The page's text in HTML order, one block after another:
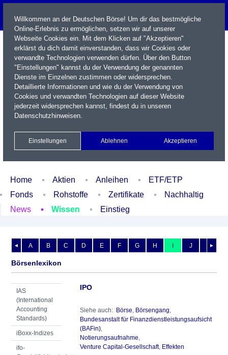
Name / WKN / ISIN / Kürzel
Xetra Realtime
Watchlist Portfolio Login
Home Aktien Anleihen
ETF/ETP
Fonds
Rohstoffe Zertifikate
Nachhaltig
News
Wissen Einstieg
◄ ►
A B C D E F G H I J K
Börsenlexikon
IAS
(International
Accounting
Standards)
iBoxx-Indizes
ifo-
IPO
Siehe auch: Börse, Börsengang,
Bundesanstalt für Finanzdienstleistungsaufsicht
(BAFin),
Notierungsaufnahme,
Venture Capital-Gesellschaft, Effekten
Willkommen an der Deutschen Börse! Um dir das bestmögliche
Online-Erlebnis zu ermöglichen, setzen wir auf unserer
Webseite Cookies ein. Mit dem Klicken auf "Akzeptieren"
erklärst du dich damit einverstanden, dass wir Cookies oder
verwandte Technologien verwenden dürfen. Über den Button
"Einstellungen" kannst du der Verwendung der genannten
Dienste im Einzelnen zustimmen oder widersprechen.
Detaillierte Informationen und wie du der Verwendung von
Cookies und verwandten Technologien auf dieser Website
jederzeit widersprechen kannst, findest du in unseren
Datenschutzhinweisen.
Einstellungen Ablehnen Akzeptieren